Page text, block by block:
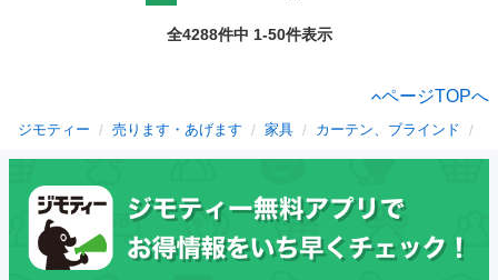
全4288件中 1-50件表示
ページTOPへ
ジモティー 売ります・あげます 家具 カーテン、ブラインド